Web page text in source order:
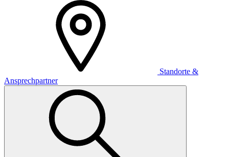
Standorte &
Ansprechpartner